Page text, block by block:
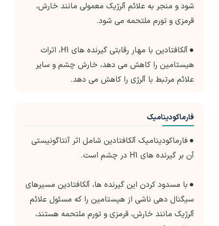
شود و منجر به علائم آلرژیک معمولی مانند خارش،
قرمزی و تورم ملتحمه می شود.
●
آلکافتادین با مهار رقابتی گیرنده های H1، اثرات
هیستامین را کاهش می دهد، خارش چشم و سایر
علائم مرتبط با آلرژی را کاهش می دهد.
فارماکودینامیک
●فارماکودینامیک آلکافتادین شامل اثر آنتاگونیستی
آن بر گیرنده های H1 در چشم است.
● با مسدود کردن این گیرنده ها، آلکافتادین مسیرهای
سیگنال دهی ناشی از هیستامین را که مسئول علائم
آلرژیک مانند خارش، قرمزی و تورم ملتحمه هستند،